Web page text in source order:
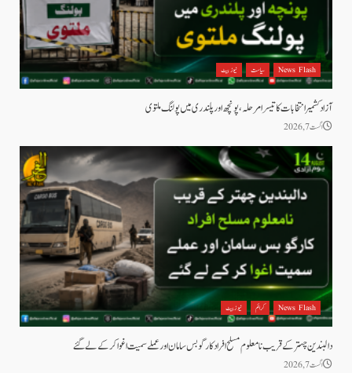
News Flash سیاست نیوز بیٹ
آزاد کشمیر انتخابات کا تیسرا مرحلہ، پونچھ اور پلندری میں پولنگ ملتوی
اگست 7, 2026
News Flash کرائم نیوز بیٹ
دالبندین چہتر کے قریب نامعلوم مسلح افراد کارگو بس سامان اور عملے سمیت اغوا کر کے لے گئے
اگست 7, 2026